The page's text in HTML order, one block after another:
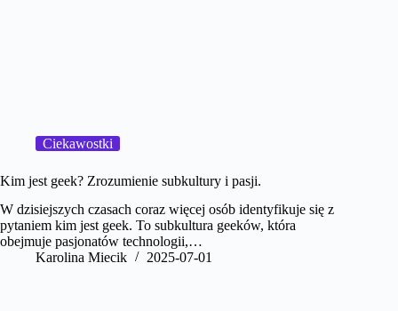
Ciekawostki
Kim jest geek? Zrozumienie subkultury i pasji.
W dzisiejszych czasach coraz więcej osób identyfikuje się z
pytaniem kim jest geek. To subkultura geeków, która
obejmuje pasjonatów technologii,…
Karolina Miecik
2025-07-01